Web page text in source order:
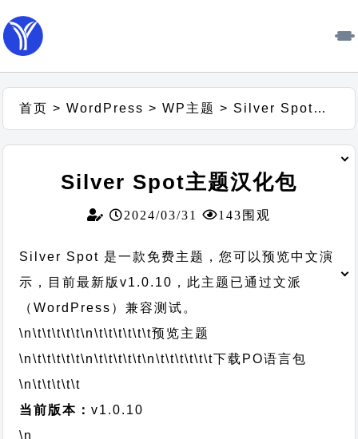
首页 >WordPress >WP主题 > Silver Spot主题汉化包
Silver Spot主题汉化包
2024/03/31 143围观
Silver Spot 是一款免费主题，您可以预览中文演
示，目前最新版v1.0.10，此主题已通过文派
（WordPress）兼容测试。
\n\t\t\t\t\t\n\t\t\t\t\t\t预览主题
\n\t\t\t\t\t\n\t\t\t\t\t\n\t\t\t\t\t\t下载PO语言包
\n\t\t\t\t\t
当前版本：v1.0.10
\n